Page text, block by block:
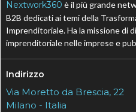
Nextwork360 è il più grande
B2B dedicati ai temi della
Imprenditoriale. Ha la missione di
imprenditoriale nelle imprese e
Indirizzo
Via Moretto da Brescia, 22
Milano - Italia